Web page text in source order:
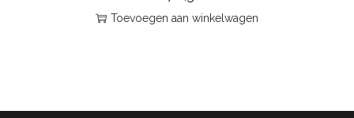
Toevoegen aan winkelwagen